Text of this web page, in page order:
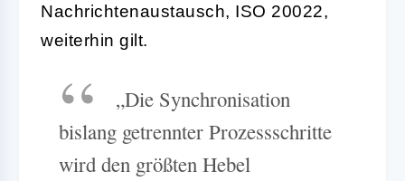
Nachrichtenaustausch, ISO 20022,
weiterhin gilt.
„Die Synchronisation
bislang getrennter Prozessschritte
wird den größten Hebel